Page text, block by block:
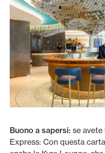
Buono a sapersi: se avete
Express: Con questa